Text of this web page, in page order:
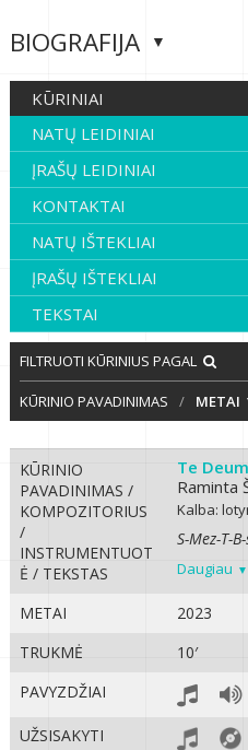
BIOGRAFIJA
KŪRINIAI
NATŲ LEIDINIAI
ĮRAŠŲ LEIDINIAI
KONTAKTAI
NATŲ IŠTEKLIAI
ĮRAŠŲ IŠTEKLIAI
TEKSTAI
FILTRUOTI KŪRINIUS PAGAL
KŪRINIO PAVADINIMAS / METAI
KŪRINIO
PAVADINIMAS /
KOMPOZITORIUS
/
INSTRUMENTUOT
Ė / TEKSTAS
Te Deum
Raminta
Kalba:
S-Mez-T-
Daugiau
METAI
2023
TRUKMĖ
10′
PAVYZDŽIAI
UŽSISAKYTI